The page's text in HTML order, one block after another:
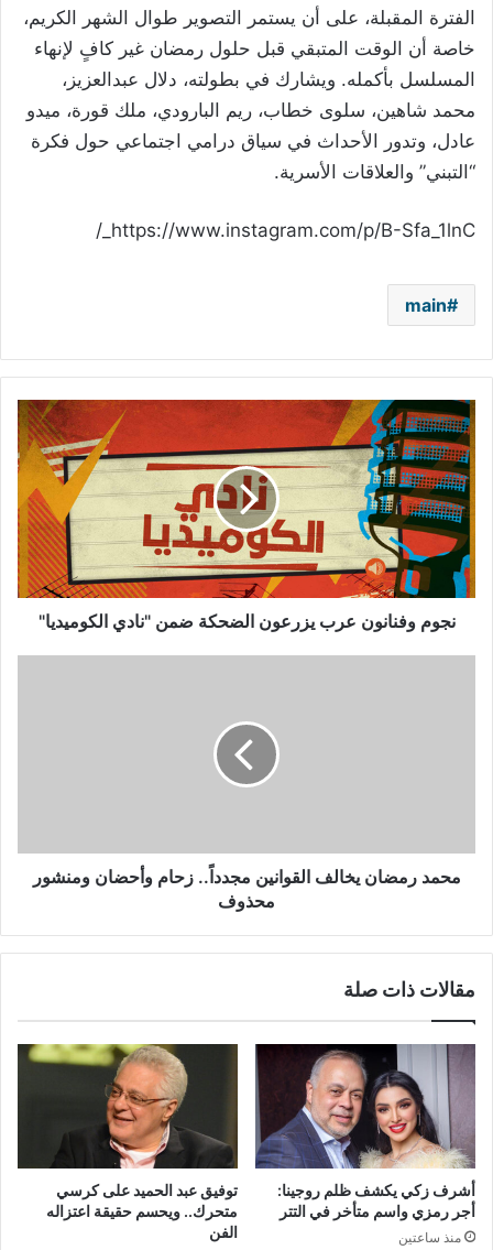
الفترة المقبلة، على أن يستمر التصوير طوال الشهر الكريم،
خاصة أن الوقت المتبقي قبل حلول رمضان غير كافٍ لإنهاء
المسلسل بأكمله. ويشارك في بطولته، دلال عبدالعزيز،
محمد شاهين، سلوى خطاب، ريم البارودي، ملك قورة، ميدو
عادل، وتدور الأحداث في سياق درامي اجتماعي حول فكرة
“التبني” والعلاقات الأسرية.
https://www.instagram.com/p/B-Sfa_1lnC_/
main
نجوم
وفنانون
عرب
يزرعون
الضحكة
ضمن
"نادي
الكوميديا"
نجوم وفنانون عرب يزرعون الضحكة ضمن "نادي الكوميديا"
محذوف
محمد رمضان يخالف القوانين مجدداً.. زحام وأحضان ومنشور
محذوف
مقالات ذات صلة
أشرف زكي يكشف ظلم روجينا:
أجر رمزي واسم متأخر في التتر
منذ ساعتين
توفيق عبد الحميد على كرسي
متحرك.. ويحسم حقيقة اعتزاله
الفن